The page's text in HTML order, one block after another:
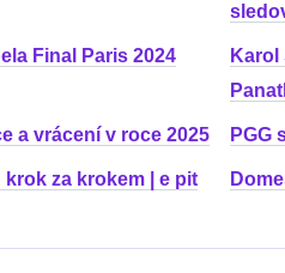
Final Paris 2024
Karol
a vrácení v roce 2025 PGG
za krokem | e pit